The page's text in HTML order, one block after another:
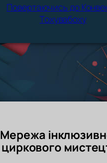
Повертаючись до
Тохувабоху
Мережа
циркового